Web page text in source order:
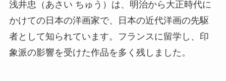
浅井忠（あさい ちゅう）は、明治から大正時代に
かけての日本の洋画家で、日本の近代洋画の先駆
者として知られています。フランスに留学し、印
象派の影響を受けた作品を多く残しました。